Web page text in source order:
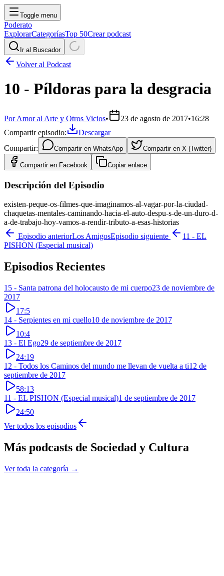
Toggle menu
Poderato
ExplorarCategoríasTop 50Crear podcast
Ir al Buscador
Volver al Podcast
10 - Píldoras para la desgracia
Por Amor al Arte y Otros Vicios• 23 de agosto de 2017•16:28
Compartir episodio:
Descargar
Compartir:
Compartir en WhatsApp Compartir en X (Twitter)
Compartir en Facebook Copiar enlace
Descripción del Episodio
existen-peque-os-filmes-que-imaginamos-al-vagar-por-la-ciudad-
chaquetas-mentales-caminando-hacia-el-auto-despu-s-de-un-duro-d-
a-de-trabajo-hoy-vamos-a-rendir-tributo-a-esas-historias
Episodio anteriorLos AmigosEpisodio siguiente
11 - EL
PISHON (Especial musical)
Episodios Recientes
15 - Santa patrona del holocausto de mi cuerpo23 de noviembre de
2017
17:5
14 - Serpientes en mi cuello10 de noviembre de 2017
10:4
13 - El Ego29 de septiembre de 2017
24:19
12 - Todos los Caminos del mundo me llevan de vuelta a ti12 de
septiembre de 2017
58:13
11 - EL PISHON (Especial musical)1 de septiembre de 2017
24:50
Ver todos los episodios
Más podcasts de Sociedad y Cultura
Ver toda la categoría →